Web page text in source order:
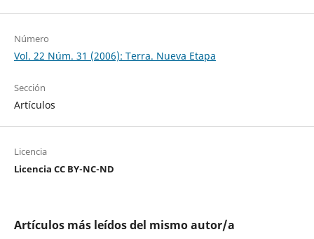
Número
Vol. 22 Núm. 31 (2006): Terra. Nueva Etapa
Sección
Artículos
Licencia
Licencia CC BY-NC-ND
Artículos más leídos del mismo autor/a